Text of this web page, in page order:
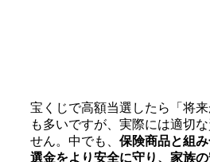
宝くじで高額当選したら「将
も多いですが、実際には適切
せん。中でも、 保険商品と組
選金をより安全に守り、家族